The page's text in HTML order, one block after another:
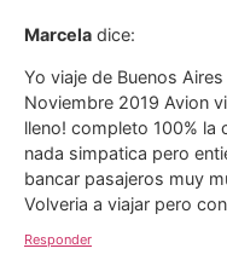
Marcela dice:
Yo viaje de Buenos
Noviembre 2019 Avion
lleno! completo 100% la
nada simpatica pero
bancar pasajeros muy
Volveria a viajar pero
Responder